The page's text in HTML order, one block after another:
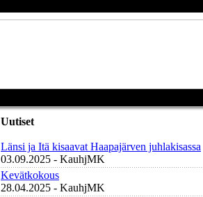
Uutiset
Länsi ja Itä kisaavat Haapajärven juhlakisassa
03.09.2025 - KauhjMK
Kevätkokous
28.04.2025 - KauhjMK